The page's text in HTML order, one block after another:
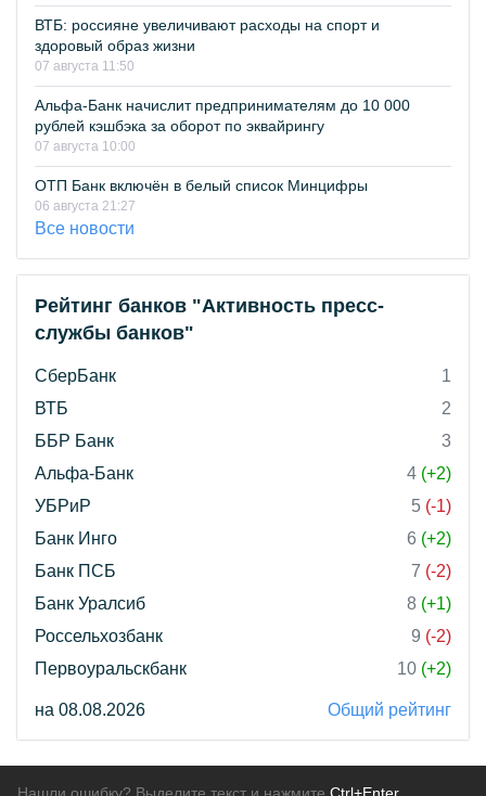
ВТБ: россияне увеличивают расходы на спорт и
здоровый образ жизни
07 августа 11:50
Альфа-Банк начислит предпринимателям до 10 000
рублей кэшбэка за оборот по эквайрингу
07 августа 10:00
ОТП Банк включён в белый список Минцифры
06 августа 21:27
Все новости
Рейтинг банков "Активность пресс-
службы банков"
СберБанк
1
ВТБ
2
ББР Банк
3
Альфа-Банк
4 (+2)
УБРиР
5 (-1)
Банк Инго
6 (+2)
Банк ПСБ
7 (-2)
Банк Уралсиб
8 (+1)
Россельхозбанк
9 (-2)
Первоуральскбанк
10 (+2)
на 08.08.2026 Общий рейтинг